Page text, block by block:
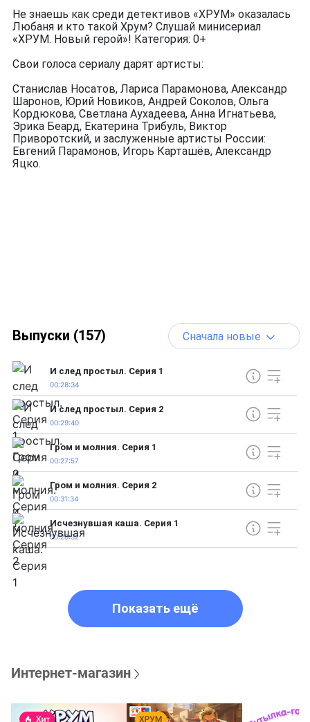
Не знаешь как среди детективов «ХРУМ» оказалась
Любаня и кто такой Хрум? Слушай минисериал
«ХРУМ. Новый герой»! Категория: 0+
Свои голоса сериалу дарят артисты:
Станислав Носатов, Лариса Парамонова, Александр
Шаронов, Юрий Новиков, Андрей Соколов, Ольга
Кордюкова, Светлана Аухадеева, Анна Игнатьева,
Эрика Беард, Екатерина Трибуль, Виктор
Приворотский, и заслуженные артисты России:
Евгений Парамонов, Игорь Карташёв, Александр
Яцко.
Выпуски (157) Сначала новые
И след простыл. Серия 1
00:28:34
И след простыл. Серия 2
00:29:40
Гром и молния. Серия 1
00:27:57
Гром и молния. Серия 2
00:31:34
Исчезнувшая каша. Серия 1
00:28:32
Показать ещё
Интернет-магазин